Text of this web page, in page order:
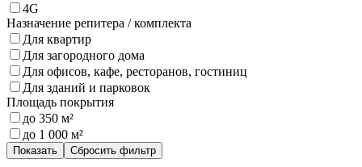
4G
Назначение репитера / комплекта
Для квартир
Для загородного дома
Для офисов, кафе, ресторанов, гостиниц
Для зданий и парковок
Площадь покрытия
до 350 м²
до 1 000 м²
Показать Сбросить фильтр